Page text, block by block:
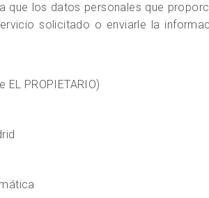
que los datos personales que
solicitado o enviarle la
PROPIETARIO)